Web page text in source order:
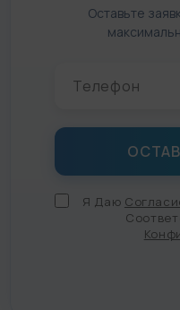
Оставьте
Я Даю